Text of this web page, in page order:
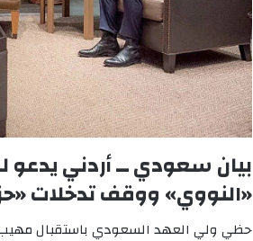
بيان سعودي ــ أردني يدعو
«النووي» ووقف تدخلات
حظي ولي العهد السعودي باستقبال مهيب
روسيا
على
3
مدن
في
دونيتسك
بعد
3 مدن في دونيتسك